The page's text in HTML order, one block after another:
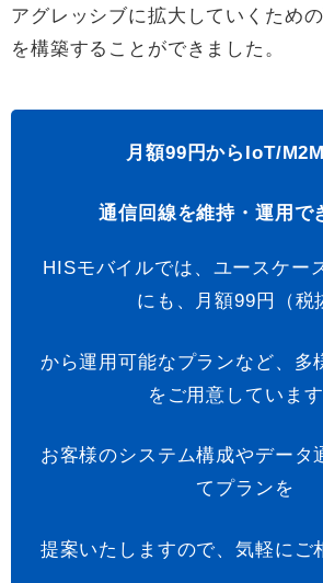
アグレッシブに拡大していくため
を構築することができました。
月額99円からIoT/
通信回線を維持・運用で
HISモバイルでは、ユースケー
にも、月額99円（税
から運用可能なプランなど、多
をご用意しています
お客様のシステム構成やデータ
てプランを
提案いたしますので、気軽にご